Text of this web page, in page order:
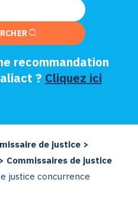
recommandation
? Cliquez ici
de justice >
> Commissaires de justice
justice concurrence